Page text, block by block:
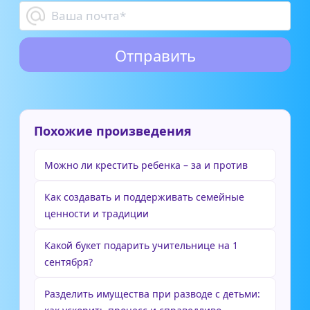
Похожие произведения
Можно ли крестить ребенка – за и против
Как создавать и поддерживать семейные
ценности и традиции
Какой букет подарить учительнице на 1
сентября?
Разделить имущества при разводе с детьми: